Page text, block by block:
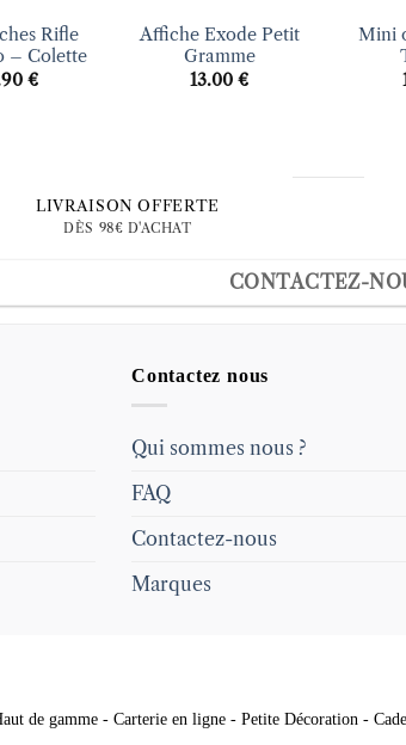
Rifle
– Colette
€
Affiche Exode Petit
Gramme
13.00€
Mini
LIVRAISON OFFERTE
DÈS 98€ D'ACHAT
CONTACTEZ-
Contactez nous
Qui sommes nous ?
FAQ
Contactez-nous
Marques
de gamme - Carterie en ligne - Petite Décoration -